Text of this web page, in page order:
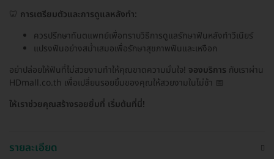
🦷 การเตรียมตัวและการดูแลหลังทำ:
ควรปรึกษาทันตแพทย์เพื่อทราบวิธีการดูแลรักษาฟันหลังทำวีเนียร์
แปรงฟันอย่างสม่ำเสมอเพื่อรักษาสุขภาพฟันและเหงือก
อย่าปล่อยให้ฟันที่ไม่สวยงามทำให้คุณขาดความมั่นใจ! จองบริการ กับเราผ่าน
HDmall.co.th เพื่อเปลี่ยนรอยยิ้มของคุณให้สวยงามในไม่ช้า 📅
ให้เราช่วยคุณสร้างรอยยิ้มที่ เริ่มต้นที่นี่!
รายละเอียด